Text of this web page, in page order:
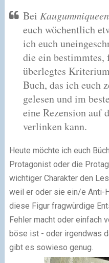
Bei
euch wöchentlich
ich euch
die ein bestimmtes,
überlegtes
Buch, das ich euch
gelesen und im
eine Rezension auf
verlinken kann.
Heute möchte ich euch
Protagonist oder die
wichtiger Charakter den
weil er oder sie ein/e Anti-
diese Figur fragwürdige
Fehler macht oder einfach
böse ist - oder irgendwas
gibt es sowieso genug.